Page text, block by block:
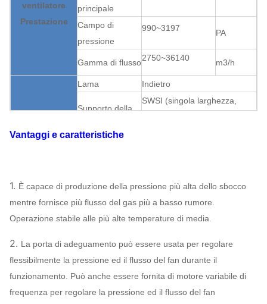
ventilatore
Prestazione
principale
Campo di
pressione
990~3197 PA
Gamma di flusso2750~36140 m3/h
Fan del
Lama Indietro
Supporto della
SWSI (singola larghezza,
bagno d'olio
Sopportare
raffreddamento
Raffreddamento a aria,
raffreddamento ad acqua,
Motore
ABB, SIEMENS,
WEG, TECO,
SIMO, marca
cinese…
Vantaggi e caratteristiche
1. È capace di produzione della pressione più alta dello sbocco
mentre fornisce più flusso del gas più a basso rumore.
Operazione stabile alle più alte temperature di media.
2. La porta di adeguamento può essere usata per regolare
flessibilmente la pressione ed il flusso del fan durante il
funzionamento. Può anche essere fornita di motore variabile di
frequenza per regolare la pressione ed il flusso del fan